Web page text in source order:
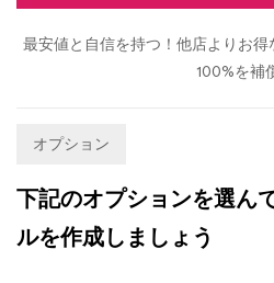
最安値と自信を持つ！他店よりお
100%を補
オプション
下記のオプションを選ん
ルを作成しましょう